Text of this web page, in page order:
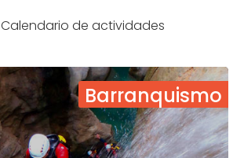
Calendario de actividades
Barranquismo